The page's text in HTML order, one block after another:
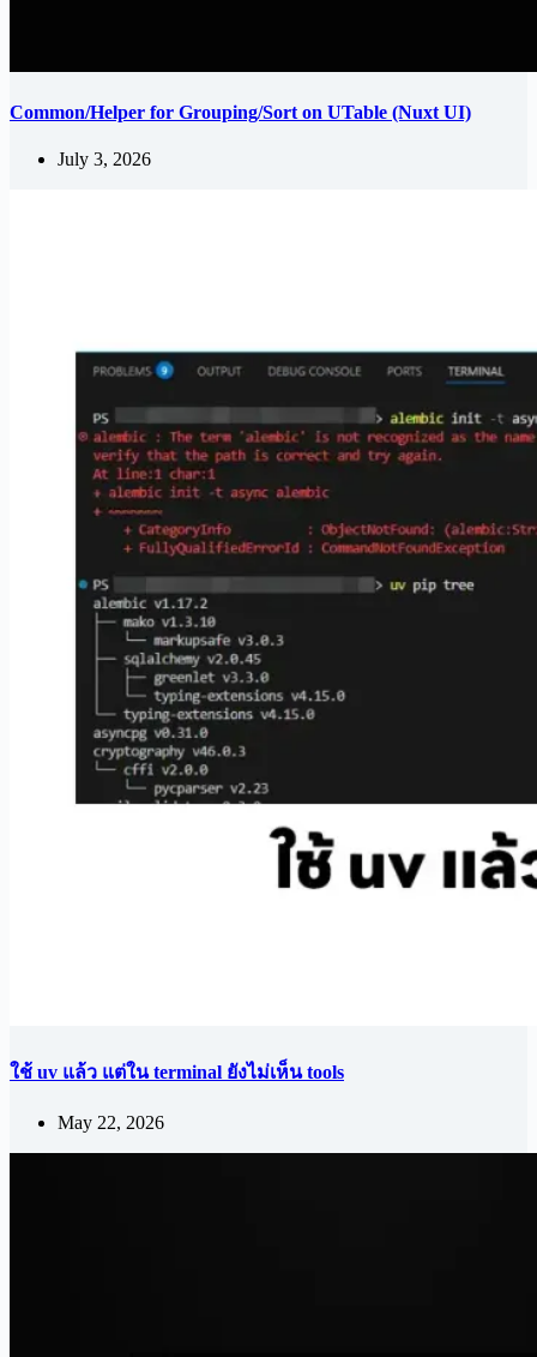
Common/Helper for Grouping/Sort on UTable (Nuxt UI)
July 3, 2026
ใช้ uv แล้ว แต่ใน terminal ยังไม่เห็น tools
May 22, 2026